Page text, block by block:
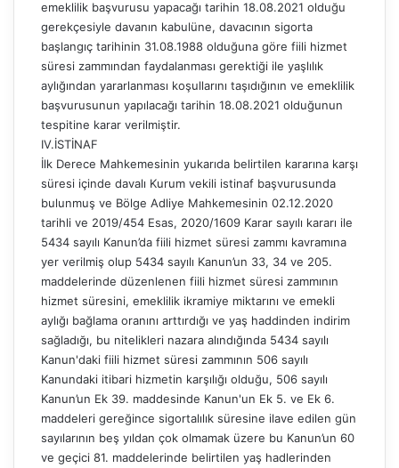
emeklilik başvurusu yapacağı tarihin 18.08.2021 olduğu
gerekçesiyle davanın kabulüne, davacının sigorta
başlangıç tarihinin 31.08.1988 olduğuna göre fiili hizmet
süresi zammından faydalanması gerektiği ile yaşlılık
aylığından yararlanması koşullarını taşıdığının ve emeklilik
başvurusunun yapılacağı tarihin 18.08.2021 olduğunun
tespitine karar verilmiştir.
IV.İSTİNAF
İlk Derece Mahkemesinin yukarıda belirtilen kararına karşı
süresi içinde davalı Kurum vekili istinaf başvurusunda
bulunmuş ve Bölge Adliye Mahkemesinin 02.12.2020
tarihli ve 2019/454 Esas, 2020/1609 Karar sayılı kararı ile
5434 sayılı Kanun’da fiili hizmet süresi zammı kavramına
yer verilmiş olup 5434 sayılı Kanun’un 33, 34 ve 205.
maddelerinde düzenlenen fiili hizmet süresi zammının
hizmet süresini, emeklilik ikramiye miktarını ve emekli
aylığı bağlama oranını arttırdığı ve yaş haddinden indirim
sağladığı, bu nitelikleri nazara alındığında 5434 sayılı
Kanun'daki fiili hizmet süresi zammının 506 sayılı
Kanundaki itibari hizmetin karşılığı olduğu, 506 sayılı
Kanun’un Ek 39. maddesinde Kanun'un Ek 5. ve Ek 6.
maddeleri gereğince sigortalılık süresine ilave edilen gün
sayılarının beş yıldan çok olmamak üzere bu Kanun’un 60
ve geçici 81. maddelerinde belirtilen yaş hadlerinden